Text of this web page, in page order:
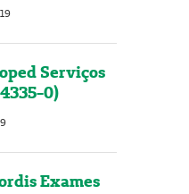
Serviços
0)
Exames